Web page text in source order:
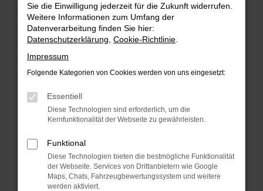
Überprüfe deine Firewall und deine
Internetverbindung.
Laden andere Webseiten, zum Beispiel deine
Suchmaschine?
Prüfe deine Browsererweiterungen.
können das Laden bestimmter Seiten
verhindern. Funktioniert die Seite in einem
anderen Browser oder in einem privaten
Starte dein Gerät neu.
Das kann manchmal helfen, vorübergehende
Probleme zu beheben.
Sie die Einwilligung jederzeit für die Zukunft widerrufen.
Weitere Informationen zum Umfang der
Datenverarbeitung finden Sie hier:
Datenschutzerklärung Cookie-Richtlinie
Impressum
Folgende Kategorien von Cookies werden von uns eingesetzt:
Essentiell
Diese Technologien sind erforderlich, um die
Kernfunktionalität der Webseite zu gewährleisten.
Funktional
Diese Technologien bieten die bestmögliche Funktionalität
der Webseite. Services von Drittanbietern wie Google
Maps, Chats, Fahrzeugbewertungssystem und weitere
werden aktiviert.